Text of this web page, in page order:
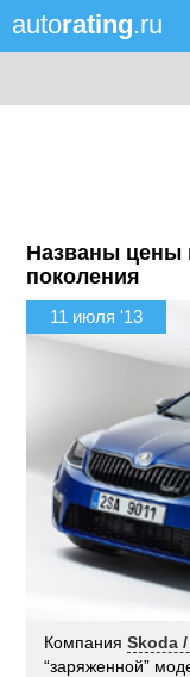
autorating.ru
Названы цены
поколения
11 июля '13
КомпанияSkoda
“заряженной”